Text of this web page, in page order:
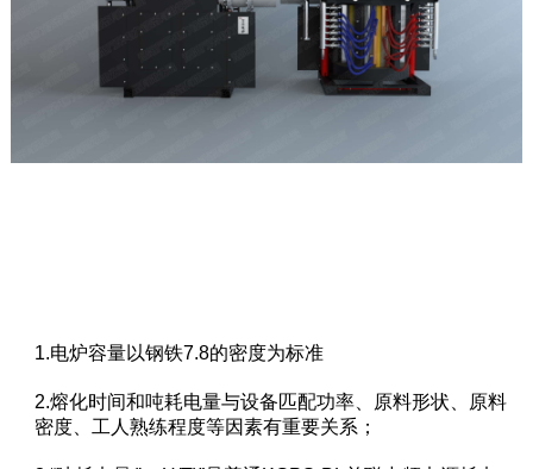
1.电炉容量以钢铁7.8的密度为标准
2.熔化时间和吨耗电量与设备匹配功率、原料形状、原料
密度、工人熟练程度等因素有重要关系；